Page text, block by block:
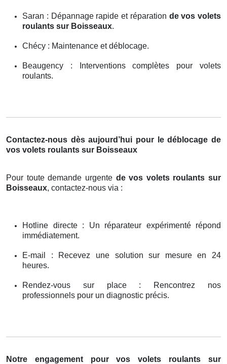
Saran : Dépannage rapide et réparation de vos volets
roulants sur Boisseaux.
Chécy : Maintenance et déblocage.
Beaugency : Interventions complètes pour volets
roulants.
Contactez-nous dès aujourd’hui pour le déblocage de
vos volets roulants sur Boisseaux
Pour toute demande urgente de vos volets roulants sur
Boisseaux, contactez-nous via :
Hotline directe : Un réparateur expérimenté répond
immédiatement.
E-mail : Recevez une solution sur mesure en 24
heures.
Rendez-vous sur place : Rencontrez nos
professionnels pour un diagnostic précis.
Notre engagement pour vos volets roulants sur